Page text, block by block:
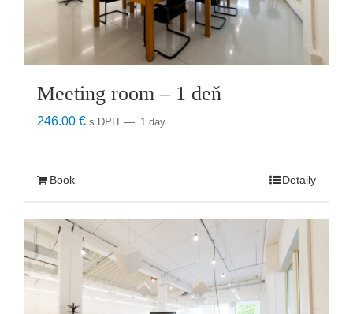
Meeting room – 1 deň
246.00 € s DPH 1 day
Book Detaily